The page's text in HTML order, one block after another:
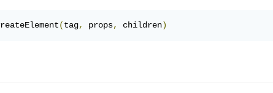
(tag, props, children)